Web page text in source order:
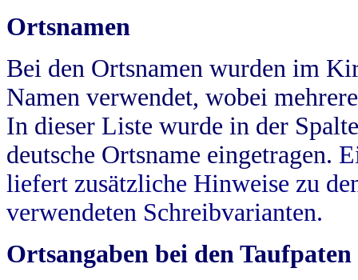
Ortsnamen
Bei den Ortsnamen wurden im
Namen verwendet, wobei
In dieser Liste wurde in der
deutsche Ortsname eingetragen.
liefert zusätzliche Hinweise zu
verwendeten Schreibvarianten.
Ortsangaben bei den Taufpaten